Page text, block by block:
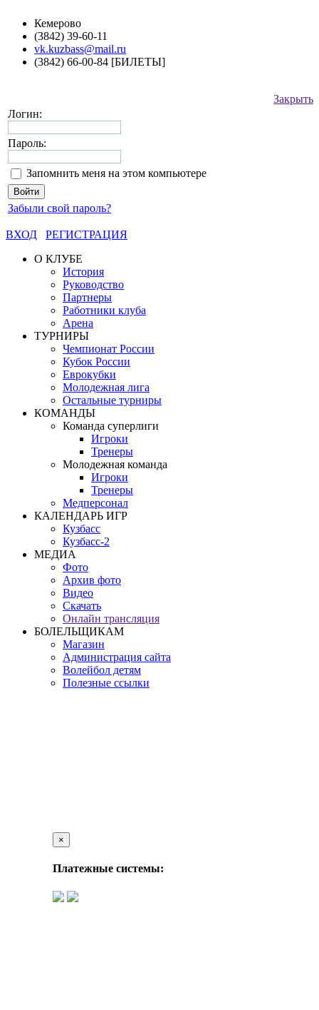
Кемерово
(3842) 39-60-11
vk.kuzbass@mail.ru
(3842) 66-00-84 [БИЛЕТЫ]
Закрыть
Логин:
Пароль:
Запомнить меня на этом компьютере
Забыли свой пароль?
ВХОД
РЕГИСТРАЦИЯ
О КЛУБЕ
История
Руководство
Партнеры
Работники клуба
Арена
ТУРНИРЫ
Чемпионат России
Кубок России
Еврокубки
Молодежная лига
Остальные турниры
КОМАНДЫ
Команда суперлиги
Игроки
Тренеры
Молодежная команда
Игроки
Тренеры
Медперсонал
КАЛЕНДАРЬ ИГР
Кузбасс
Кузбасс-2
МЕДИА
Фото
Архив фото
Видео
Скачать
Онлайн трансляция
БОЛЕЛЬЩИКАМ
Магазин
Администрация сайта
Волейбол детям
Полезные ссылки
×
Платежные системы: